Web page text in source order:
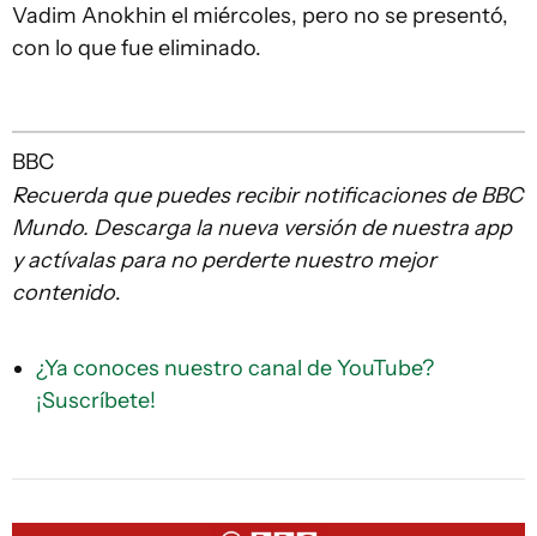
Vadim Anokhin el miércoles, pero no se presentó,
con lo que fue eliminado.
BBC
Recuerda que puedes recibir notificaciones de BBC
Mundo. Descarga la nueva versión de nuestra app
y actívalas para no perderte nuestro mejor
contenido.
¿Ya conoces nuestro canal de YouTube?
¡Suscríbete!